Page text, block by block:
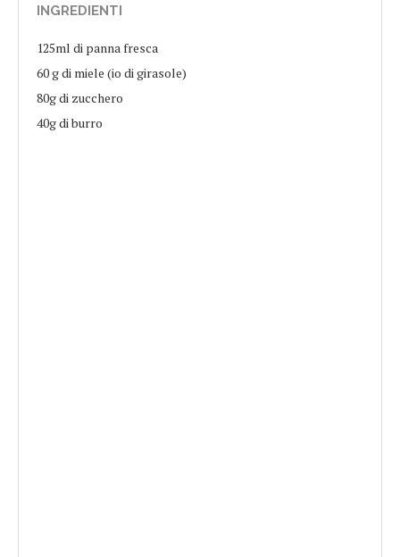
INGREDIENTI
125ml di panna fresca
60 g di miele (io di girasole)
80g di zucchero
40g di burro